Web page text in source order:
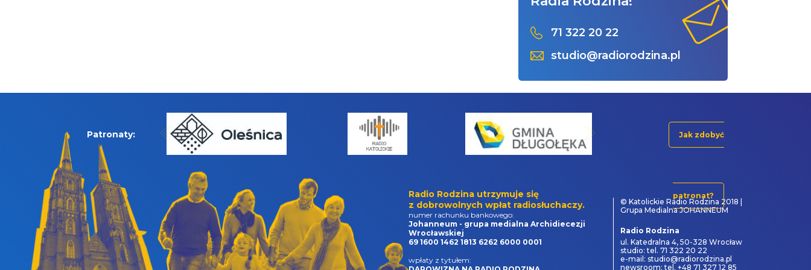
71 322 20 22
studio@radiorodzina.pl
Patronaty: Jak zdobyć
patronat?
Radio Rodzina utrzymuje się
z dobrowolnych wpłat radiosłuchaczy.
numer rachunku bankowego:
Johanneum - grupa medialna Archidiecezji
Wrocławskiej
69 1600 1462 1813 6262 6000 0001
wpłaty z tytułem:
© Katolickie Radio Rodzina 2018 |
Grupa Medialna JOHANNEUM
Radio Rodzina
ul. Katedralna 4, 50-328 Wrocław
studio: tel. 71 322 20 22
e-mail: studio@radiorodzina.pl
newsroom: tel. +48 71 327 12 85